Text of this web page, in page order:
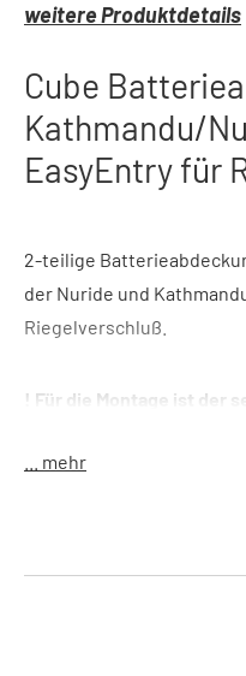
weitere Produktdetails
Cube
Kathmandu/
EasyEntry für
2-teilige
der Nuride und
Riegelverschluß.
! Für die Montage ist der
... mehr